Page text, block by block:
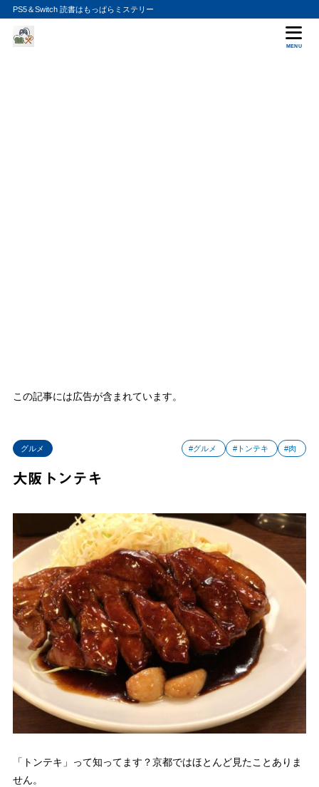
PS5＆Switch 読書はもっぱらミステリー
MENU
この記事には広告が含まれています。
グルメ #グルメ #トンテキ #肉
大阪トンテキ
「トンテキ」って知ってます？京都ではほとんど見たことありま
せん。